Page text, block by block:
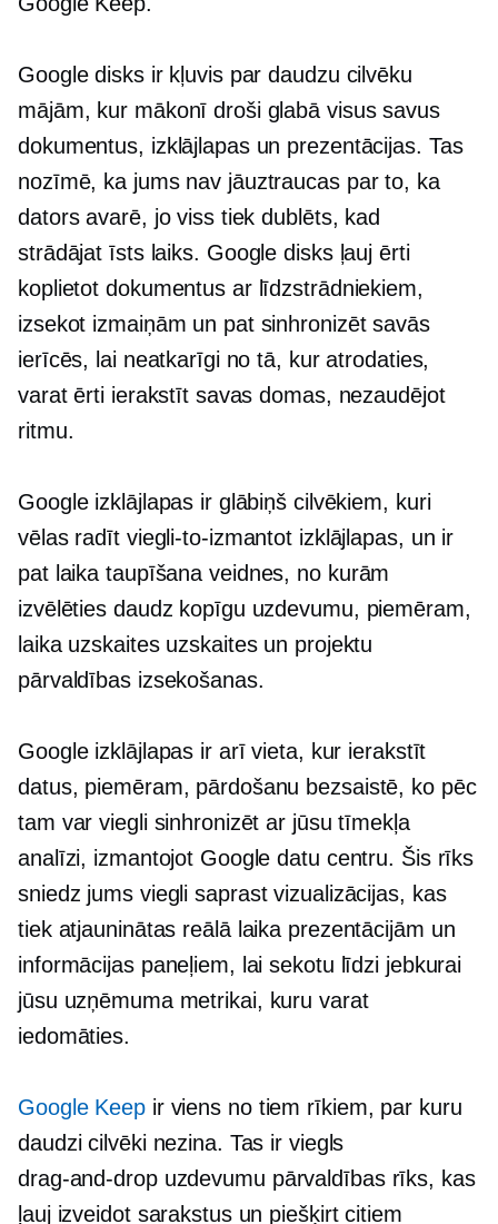
Google disks ir kļuvis par daudzu cilvēku
mājām, kur mākonī droši glabā visus savus
dokumentus, izklājlapas un prezentācijas. Tas
nozīmē, ka jums nav jāuztraucas par to, ka
dators avarē, jo viss tiek dublēts, kad
strādājatīsts laiks. Google disks ļauj ērti
koplietot dokumentus ar līdzstrādniekiem,
izsekot izmaiņām un pat sinhronizēt savās
ierīcēs, lai neatkarīgi no tā, kur atrodaties,
varat ērti ierakstīt savas domas, nezaudējot
ritmu.
Google izklājlapas ir glābiņš cilvēkiem, kuri
vēlas radīt viegli-to-izmantot izklājlapas, un ir
pat laika taupīšana veidnes, no kurām
izvēlēties daudz kopīgu uzdevumu, piemēram,
laika uzskaites uzskaites un projektu
pārvaldības izsekošanas.
Google izklājlapas ir arī vieta, kur ierakstīt
datus, piemēram, pārdošanu bezsaistē, ko pēc
tam var viegli sinhronizēt ar jūsu tīmekļa
analīzi, izmantojot Google datu centru. Šis rīks
sniedz jums viegli saprastvizualizācijas, kas
tiek atjauninātas reālā laika prezentācijām un
informācijas paneļiem, lai sekotu līdzi jebkurai
jūsu uzņēmuma metrikai, kuru varat
iedomāties.
Google Keepir viens no tiem rīkiem, par kuru
daudzi cilvēki nezina. Tas ir viegls
drag-and-dropuzdevumu pārvaldības rīks, kas
ļauj izveidot sarakstus un piešķirt citiem